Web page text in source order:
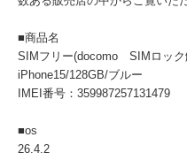
■商品名
SIMフリー(docomo SIMロック
iPhone15/128GB/ブルー
IMEI番号：359987257131479
■os
26.4.2